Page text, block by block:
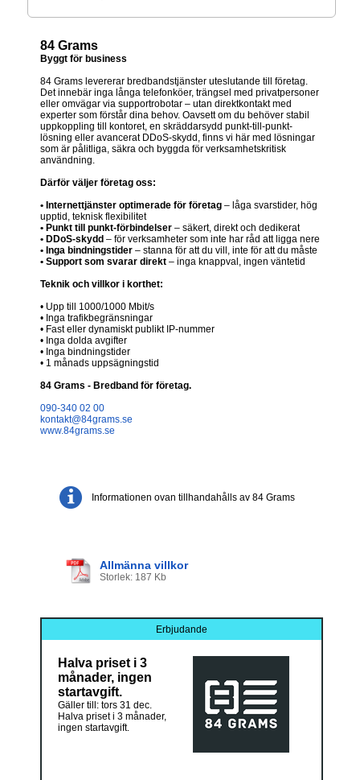
84 Grams
Byggt för business
84 Grams levererar bredbandstjänster uteslutande till företag.
Det innebär inga långa telefonköer, trängsel med privatpersoner
eller omvägar via supportrobotar – utan direktkontakt med
experter som förstår dina behov. Oavsett om du behöver stabil
uppkoppling till kontoret, en skräddarsydd punkt-till-punkt-
lösning eller avancerat DDoS-skydd, finns vi här med lösningar
som är pålitliga, säkra och byggda för verksamhetskritisk
användning.
Därför väljer företag oss:
• Internettjänster optimerade för företag – låga svarstider, hög
upptid, teknisk flexibilitet
• Punkt till punkt-förbindelser – säkert, direkt och dedikerat
• DDoS-skydd – för verksamheter som inte har råd att ligga nere
• Inga bindningstider – stanna för att du vill, inte för att du måste
• Support som svarar direkt – inga knappval, ingen väntetid
Teknik och villkor i korthet:
• Upp till 1000/1000 Mbit/s
• Inga trafikbegränsningar
• Fast eller dynamiskt publikt IP-nummer
• Inga dolda avgifter
• Inga bindningstider
• 1 månads uppsägningstid
84 Grams - Bredband för företag.
090-340 02 00
kontakt@84grams.se
www.84grams.se
Informationen ovan tillhandahålls av 84 Grams
Allmänna villkor
Storlek: 187 Kb
Erbjudande
Halva priset i 3
månader, ingen
startavgift.
Gäller till: tors 31 dec.
Halva priset i 3 månader,
ingen startavgift.